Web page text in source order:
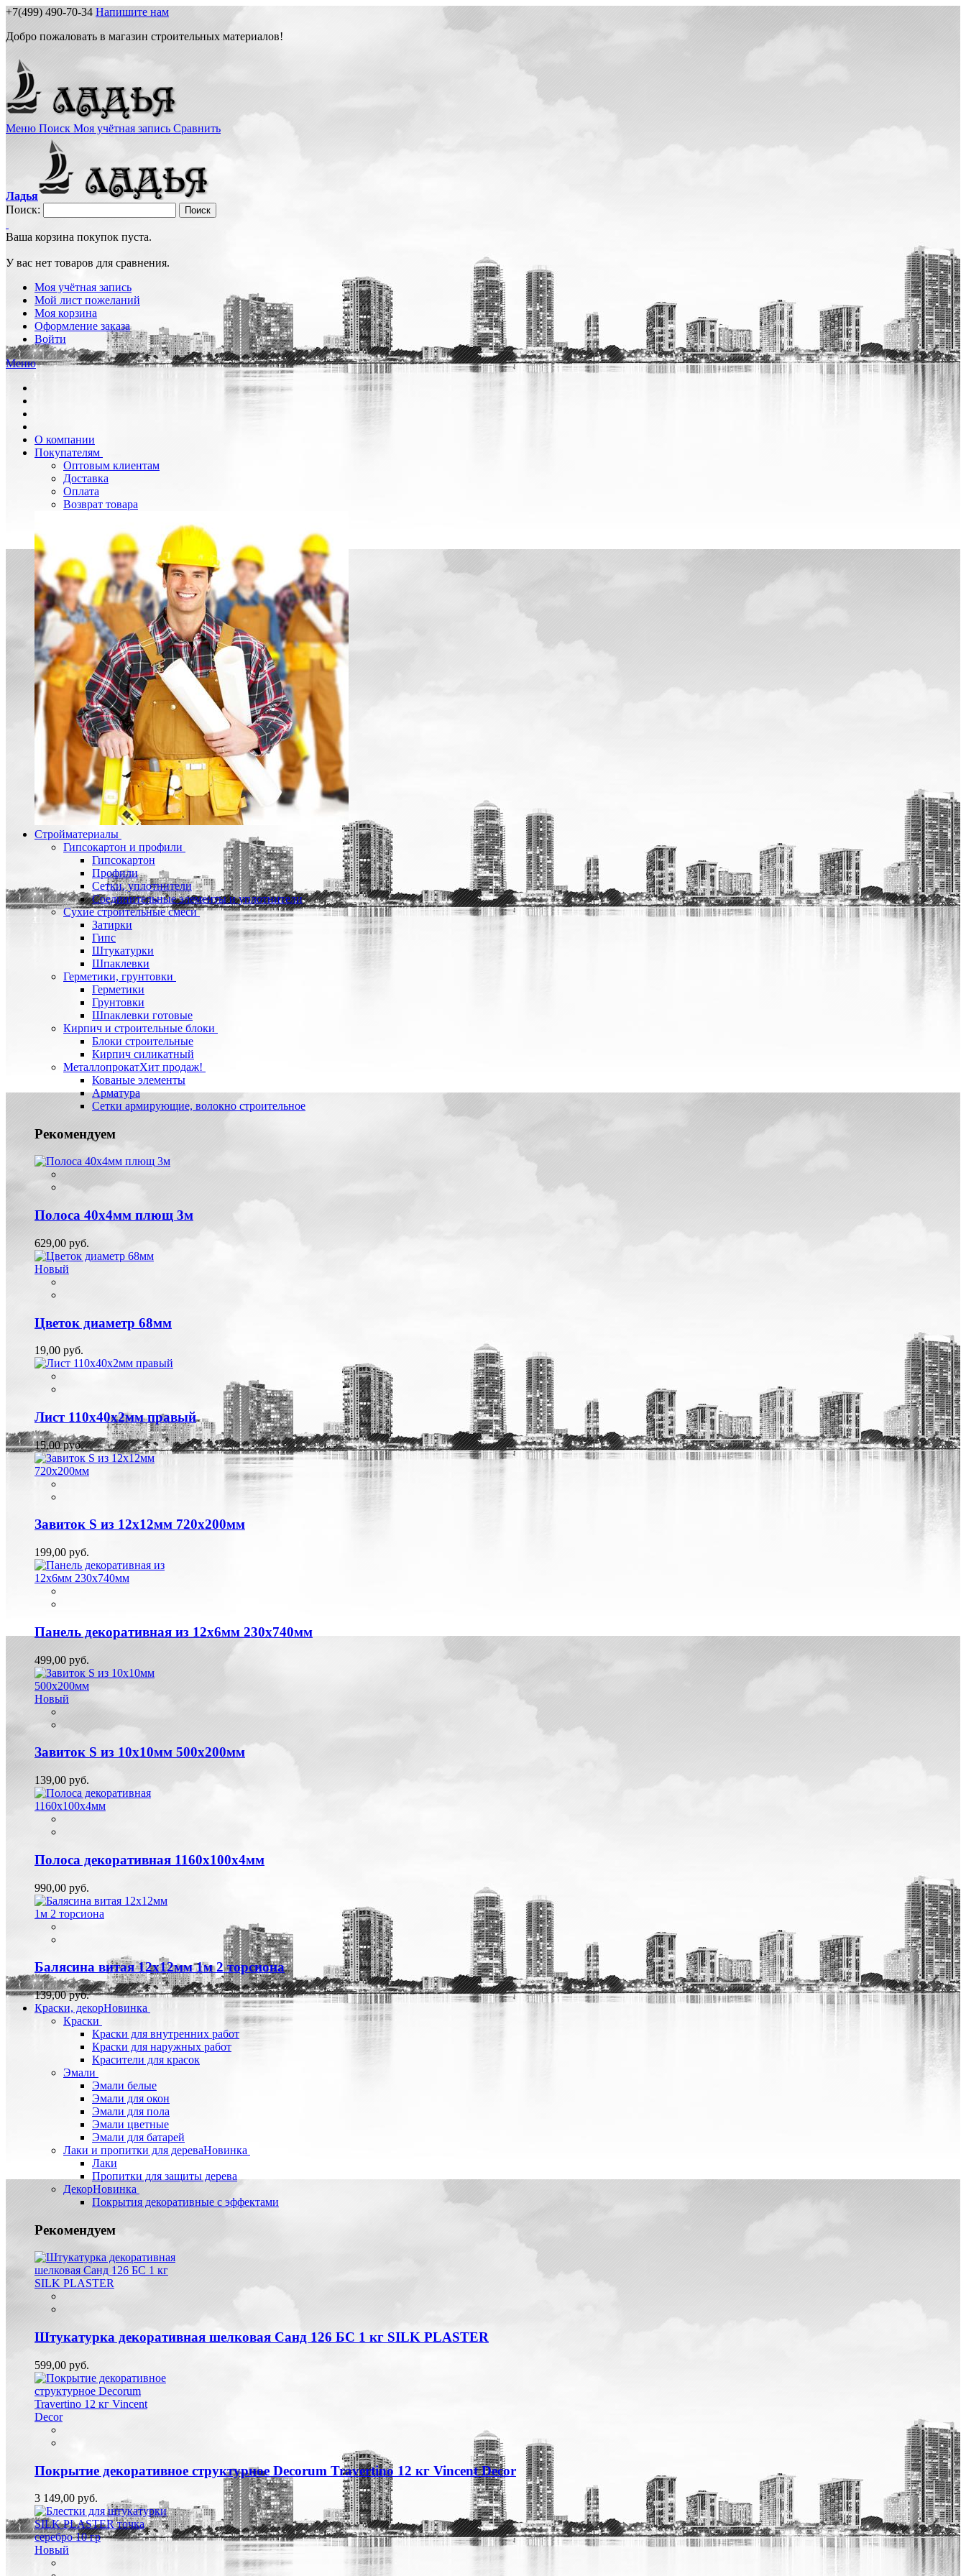
+7(499) 490-70-34 Напишите нам
Добро пожаловать в магазин строительных материалов!
Меню Поиск Моя учётная запись Сравнить
Ладья
Поиск:
Поиск
Ваша корзина покупок пуста.
У вас нет товаров для сравнения.
Моя учётная запись
Мой лист пожеланий
Моя корзина
Оформление заказа
Войти
Меню
О компании
Покупателям
Оптовым клиентам
Доставка
Оплата
Возврат товара
Стройматериалы
Гипсокартон и профили
Гипсокартон
Профили
Сетки, уплотнители
Соединительные элементы и уплотнители
Сухие строительные смеси
Затирки
Гипс
Штукатурки
Шпаклевки
Герметики, грунтовки
Герметики
Грунтовки
Шпаклевки готовые
Кирпич и строительные блоки
Блоки строительные
Кирпич силикатный
МеталлопрокатХит продаж!
Кованые элементы
Арматура
Сетки армирующие, волокно строительное
Рекомендуем
Полоса 40х4мм плющ 3м
629,00 руб.
Новый
Цветок диаметр 68мм
19,00 руб.
Лист 110х40х2мм правый
15,00 руб.
Завиток S из 12х12мм 720х200мм
199,00 руб.
Панель декоративная из 12х6мм 230х740мм
499,00 руб.
Новый
Завиток S из 10х10мм 500х200мм
139,00 руб.
Полоса декоративная 1160х100х4мм
990,00 руб.
Балясина витая 12х12мм 1м 2 торсиона
139,00 руб.
Краски, декорНовинка
Краски
Краски для внутренних работ
Краски для наружных работ
Красители для красок
Эмали
Эмали белые
Эмали для окон
Эмали для пола
Эмали цветные
Эмали для батарей
Лаки и пропитки для дереваНовинка
Лаки
Пропитки для защиты дерева
ДекорНовинка
Покрытия декоративные с эффектами
Рекомендуем
Штукатурка декоративная шелковая Санд 126 БС 1 кг SILK PLASTER
599,00 руб.
Покрытие декоративное структурное Decorum Travertino 12 кг Vincent Decor
3 149,00 руб.
Новый